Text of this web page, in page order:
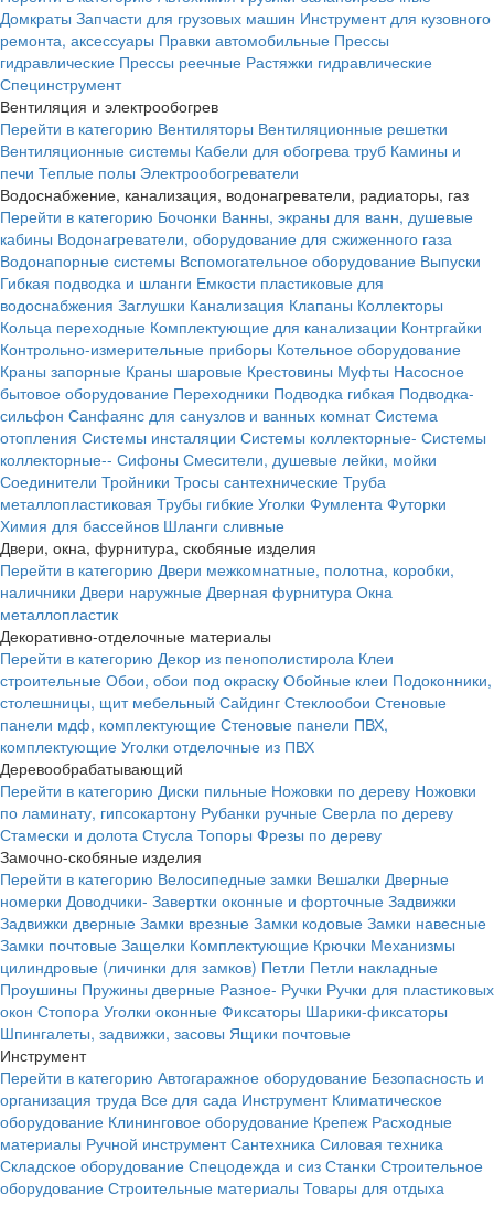
Домкраты Запчасти для грузовых машин Инструмент для кузовного
ремонта, аксессуары Правки автомобильные Прессы
гидравлические Прессы реечные Растяжки гидравлические
Специнструмент
Вентиляция и электрообогрев
Перейти в категорию Вентиляторы Вентиляционные решетки
Вентиляционные системы Кабели для обогрева труб Камины и
печи Теплые полы Электрообогреватели
Водоснабжение, канализация, водонагреватели, радиаторы, газ
Перейти в категорию Бочонки Ванны, экраны для ванн, душевые
кабины Водонагреватели, оборудование для сжиженного газа
Водонапорные системы Вспомогательное оборудование Выпуски
Гибкая подводка и шланги Емкости пластиковые для
водоснабжения Заглушки Канализация Клапаны Коллекторы
Кольца переходные Комплектующие для канализации Контргайки
Контрольно-измерительные приборы Котельное оборудование
Краны запорные Краны шаровые Крестовины Муфты Насосное
бытовое оборудование Переходники Подводка гибкая Подводка-
сильфон Санфаянс для санузлов и ванных комнат Система
отопления Системы инсталяции Системы коллекторные- Системы
коллекторные-- Сифоны Смесители, душевые лейки, мойки
Соединители Тройники Тросы сантехнические Труба
металлопластиковая Трубы гибкие Уголки Фумлента Футорки
Химия для бассейнов Шланги сливные
Двери, окна, фурнитура, скобяные изделия
Перейти в категорию Двери межкомнатные, полотна, коробки,
наличники Двери наружные Дверная фурнитура Окна
металлопластик
Декоративно-отделочные материалы
Перейти в категорию Декор из пенополистирола Клеи
строительные Обои, обои под окраску Обойные клеи Подоконники,
столешницы, щит мебельный Сайдинг Стеклообои Стеновые
панели мдф, комплектующие Стеновые панели ПВХ,
комплектующие Уголки отделочные из ПВХ
Деревообрабатывающий
Перейти в категорию Диски пильные Ножовки по дереву Ножовки
по ламинату, гипсокартону Рубанки ручные Сверла по дереву
Стамески и долота Стусла Топоры Фрезы по дереву
Замочно-скобяные изделия
Перейти в категорию Велосипедные замки Вешалки Дверные
номерки Доводчики- Завертки оконные и форточные Задвижки
Задвижки дверные Замки врезные Замки кодовые Замки навесные
Замки почтовые Защелки Комплектующие Крючки Механизмы
цилиндровые (личинки для замков) Петли Петли накладные
Проушины Пружины дверные Разное- Ручки Ручки для пластиковых
окон Стопора Уголки оконные Фиксаторы Шарики-фиксаторы
Шпингалеты, задвижки, засовы Ящики почтовые
Инструмент
Перейти в категорию Автогаражное оборудование Безопасность и
организация труда Все для сада Инструмент Климатическое
оборудование Клининговое оборудование Крепеж Расходные
материалы Ручной инструмент Сантехника Силовая техника
Складское оборудование Спецодежда и сиз Станки Строительное
оборудование Строительные материалы Товары для отдыха